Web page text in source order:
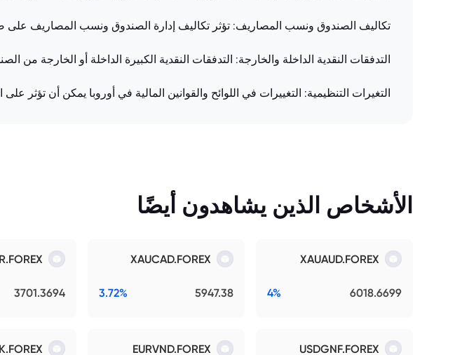
تكاليف الصندوق ونسب المصاريف: تؤثر تكاليف إدارة الصندوق ونسب المصاريف على
التدفقات النقدية الداخلة والخارجة: التدفقات النقدية الكبيرة الداخلة أو
التغيرات التنظيمية: التغييرات في اللوائح والقوانين المالية في أوروبا يمكن أن تؤثر
الأشخاص الذين يشاهدون أيضًا
XAUAUD.FOREX
6018.6699
4%
XAUCAD.FOREX
5947.38
3.72%
3701.3694
USDGNF.FOREX
EURVND.FOREX